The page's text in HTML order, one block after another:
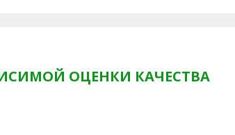
ОЦЕНКИ КАЧЕСТВА